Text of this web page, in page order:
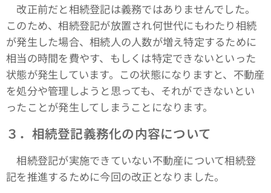
改正前だと相続登記は義務ではありませんでした。
このため、相続登記が放置され何世代にもわたり相続
が発生した場合、相続人の人数が増え特定するために
相当の時間を費やす、もしくは特定できないといった
状態が発生しています。この状態になりますと、不動産
を処分や管理しようと思っても、それができないとい
ったことが発生してしまうことになります。
３．相続登記義務化の内容について
相続登記が実施できていない不動産について相続登
記を推進するために今回の改正となりました。